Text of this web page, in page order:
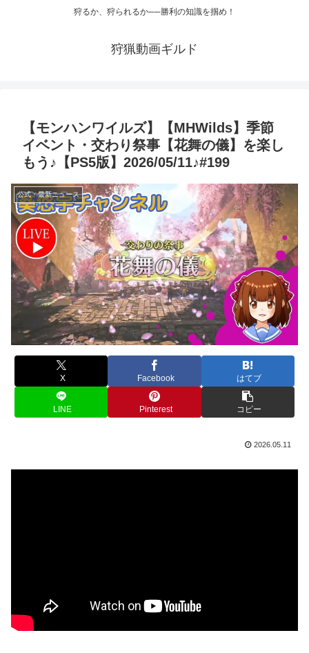
狩るか、狩られるか──勝利の知識を掴め！
狩猟動画ギルド
【モンハンワイルズ】【MHWilds】季節
イベント・交わり祭事【花舞の儀】を楽し
もう♪【PS5版】2026/05/11♪#199
公式・最新ニュース
X Facebook はてブ
LINE Pinterest コピー
2026.05.11